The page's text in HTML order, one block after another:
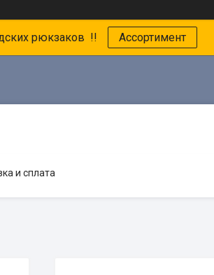
рюкзаков !! Ассортимент
и сплата